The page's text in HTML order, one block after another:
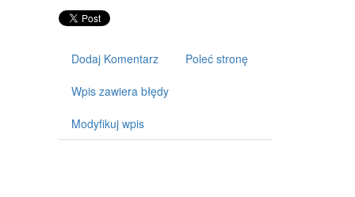
MATERIAŁY EKSPLOATACYJNE
INNE SKLEPY
SPRZĘT
Dodaj Komentarz Poleć stronę
Wpis zawiera błędy
Modyfikuj wpis